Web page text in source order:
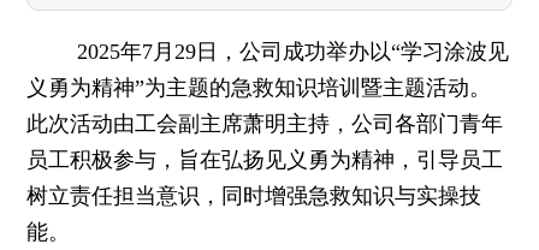
2025年7月29日，公司成功举办以“学习涂波见
义勇为精神”为主题的急救知识培训暨主题活动。
此次活动由工会副主席萧明主持，公司各部门青年
员工积极参与，旨在弘扬见义勇为精神，引导员工
树立责任担当意识，同时增强急救知识与实操技
能。